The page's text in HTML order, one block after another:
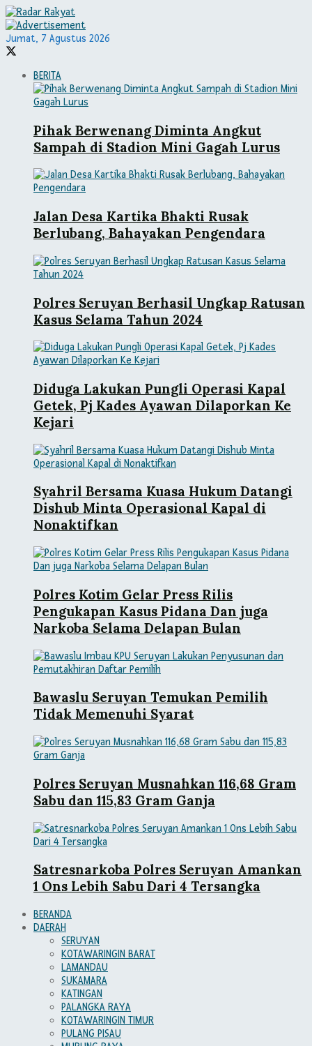
Jumat, 7 Agustus 2026
BERITA
Pihak Berwenang Diminta Angkut
Sampah di Stadion Mini Gagah Lurus
Jalan Desa Kartika Bhakti Rusak
Berlubang, Bahayakan Pengendara
Polres Seruyan Berhasil Ungkap Ratusan
Kasus Selama Tahun 2024
Diduga Lakukan Pungli Operasi Kapal
Getek, Pj Kades Ayawan Dilaporkan Ke
Kejari
Syahril Bersama Kuasa Hukum Datangi
Dishub Minta Operasional Kapal di
Nonaktifkan
Polres Kotim Gelar Press Rilis
Pengukapan Kasus Pidana Dan juga
Narkoba Selama Delapan Bulan
Bawaslu Seruyan Temukan Pemilih
Tidak Memenuhi Syarat
Polres Seruyan Musnahkan 116,68 Gram
Sabu dan 115,83 Gram Ganja
Satresnarkoba Polres Seruyan Amankan
1 Ons Lebih Sabu Dari 4 Tersangka
BERANDA
DAERAH
SERUYAN
KOTAWARINGIN BARAT
LAMANDAU
SUKAMARA
KATINGAN
PALANGKA RAYA
KOTAWARINGIN TIMUR
PULANG PISAU